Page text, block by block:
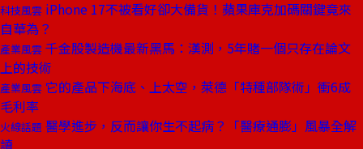
科技風雲 iPhone 17不被看好卻大備貨！蘋果庫克加碼關鍵竟來
自華為？
產業風雲 千金股製造機最新黑馬：漢測，5年賭一個只存在論文
上的技術
產業風雲 它的產品下海底、上太空，萊德「特種部隊術」衝6成
毛利率
火線話題 醫學進步，反而讓你生不起病？「醫療通膨」風暴全解
讀